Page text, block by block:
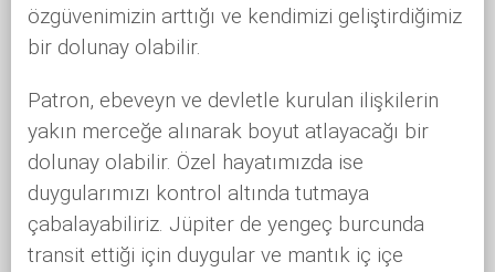
özgüvenimizin arttığı ve kendimizi geliştirdiğimiz
bir dolunay olabilir.
Patron, ebeveyn ve devletle kurulan ilişkilerin
yakın merceğe alınarak boyut atlayacağı bir
dolunay olabilir. Özel hayatımızda ise
duygularımızı kontrol altında tutmaya
çabalayabiliriz. Jüpiter de yengeç burcunda
transit ettiği için duygular ve mantık iç içe